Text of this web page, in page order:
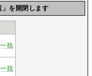
を開閉します
一括
一括